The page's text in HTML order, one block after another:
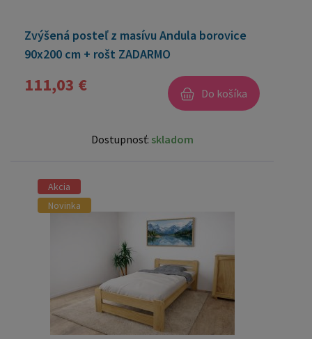
Zvýšená posteľ z masívu Andula borovice
90x200 cm + rošt ZADARMO
111,03 € Do košíka
Dostupnosť: skladom
Akcia
Novinka